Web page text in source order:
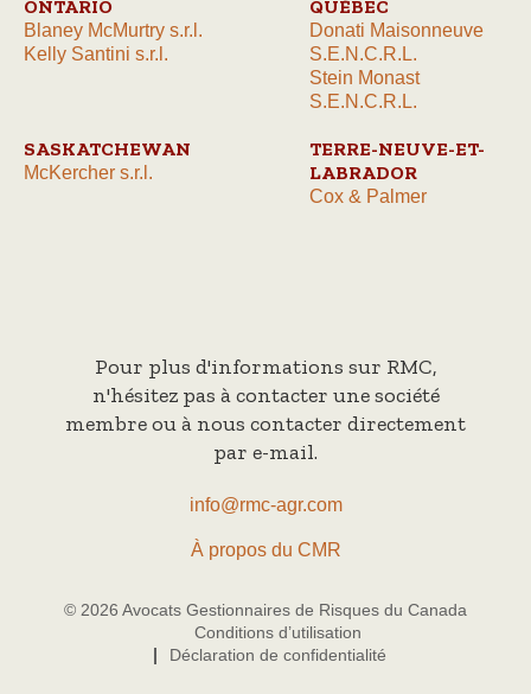
ONTARIO
Blaney McMurtry s.r.l.
Kelly Santini s.r.l.
QUÉBEC
Donati Maisonneuve
S.E.N.C.R.L.
Stein Monast
S.E.N.C.R.L.
SASKATCHEWAN
McKercher s.r.l.
TERRE-NEUVE-ET-
LABRADOR
Cox & Palmer
Pour plus d'informations sur RMC,
n'hésitez pas à contacter une société
membre ou à nous contacter directement
par e-mail.
info@rmc-agr.com
À propos du CMR
© 2026 Avocats Gestionnaires de Risques du Canada
Conditions d’utilisation
Déclaration de confidentialité